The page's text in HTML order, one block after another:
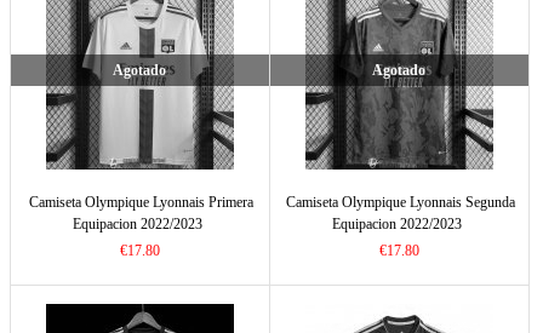
Agotado
Camiseta Olympique Lyonnais Primera
Equipacion 2022/2023
€17.80
Agotado
Camiseta Olympique Lyonnais Segunda
Equipacion 2022/2023
€17.80